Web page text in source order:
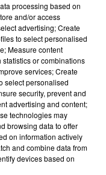
tenu du refus du
exprimé. Si vous
votre accord
dessous.
processing based on
and/or access
advertising; Create
to select personalised
Measure content
or combinations
services; Create
select personalised
security, prevent and
advertising and content;
technologies may
browsing data to offer
on information actively
and combine data from
devices based on